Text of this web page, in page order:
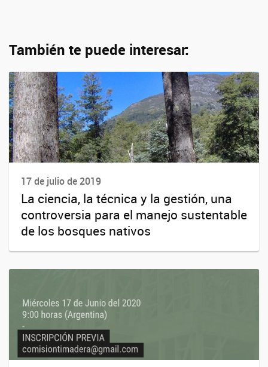
También te puede interesar:
17 de julio de 2019
La ciencia, la técnica y la gestión, una
controversia para el manejo sustentable
de los bosques nativos